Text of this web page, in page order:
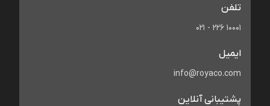
تلفن
021 - 226 10001
ایمیل
info@royaco.com
پشتیبانی آنلاین